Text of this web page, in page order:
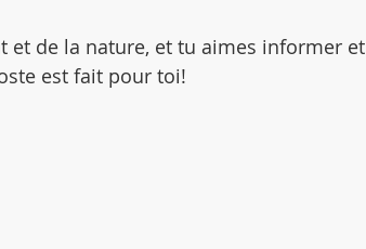
et de la nature, et tu aimes informer et
est fait pour toi!